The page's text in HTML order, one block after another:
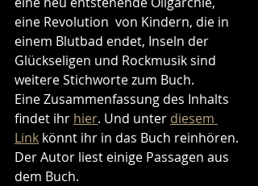
eine Revolution  von Kindern, die in
einem Blutbad endet, Inseln der
Glückseligen und Rockmusik sind
weitere Stichworte zum Buch.
Eine Zusammenfassung des Inhalts
findet ihr hier. Und unter diesem
Link könnt ihr in das Buch reinhören.
Der Autor liest einige Passagen aus
dem Buch.